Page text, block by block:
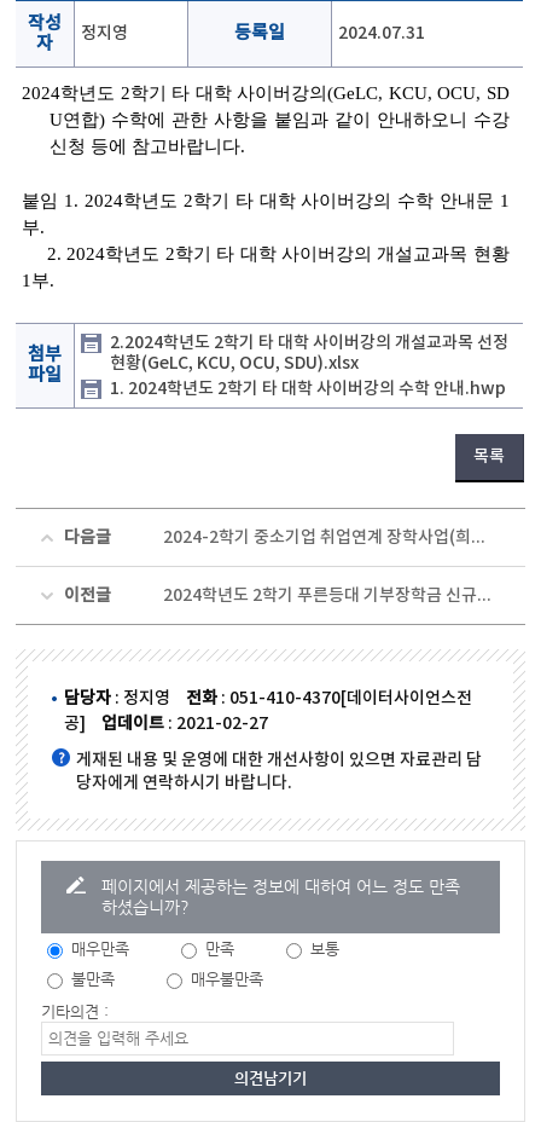
작성
자
정지영 등록일 2024.07.31
2024학년도 2학기 타 대학 사이버강의(GeLC, KCU, OCU, SD
U연합) 수학에 관한 사항을 붙임과 같이 안내하오니 수강
신청 등에 참고바랍니다.
붙임 1. 2024학년도 2학기 타 대학 사이버강의 수학 안내문 1
부.
2. 2024학년도 2학기 타 대학 사이버강의 개설교과목 현황
1부.
첨부
파일
2.2024학년도 2학기 타 대학 사이버강의 개설교과목 선정
현황(GeLC, KCU, OCU, SDU).xlsx
1. 2024학년도 2학기 타 대학 사이버강의 수학 안내.hwp
목록
다음글 2024-2학기 중소기업 취업연계 장학사업(희망사다리 I 유형) 신규장학생 신청 안내
이전글 2024학년도 2학기 푸른등대 기부장학금 신규장학생 선발 안내
담당자 : 정지영 전화 : 051-410-4370[데이터사이언스전
공]
업데이트 : 2021-02-27
게재된 내용 및 운영에 대한 개선사항이 있으면 자료관리 담
당자에게 연락하시기 바랍니다.
페이지에서 제공하는 정보에 대하여 어느 정도 만족
하셨습니까?
매우만족 만족
보통
불만족
매우불만족
기타의견 :